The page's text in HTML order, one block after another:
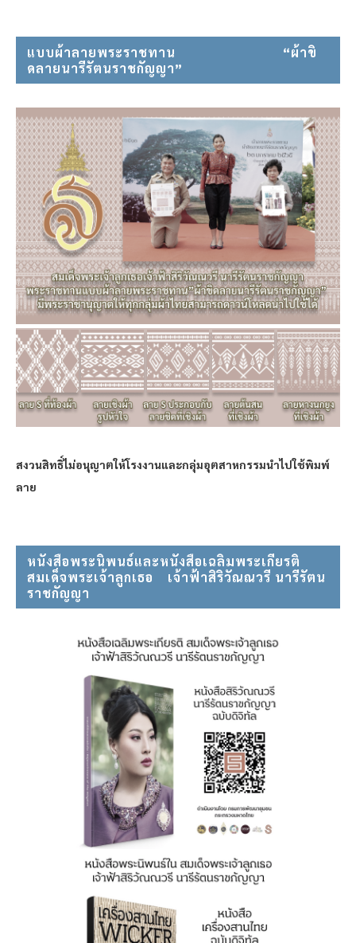
แบบผ้าลายพระราชทาน⠀⠀⠀⠀⠀⠀⠀⠀⠀⠀ “ผ้าขิ
ดลายนารีรัตนราชกัญญา”
สงวนสิทธิ์ไม่อนุญาตให้โรงงานและกลุ่มอุตสาหกรรมนำไปใช้พิมพ์
ลาย
หนังสือพระนิพนธ์และหนังสือเฉลิมพระเกียรติ
สมเด็จพระเจ้าลูกเธอ⠀ เจ้าฟ้าสิริวัณณวรี นารีรัตน
ราชกัญญา